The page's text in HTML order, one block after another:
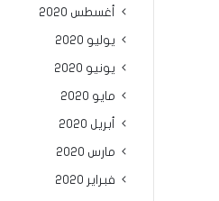
أغسطس 2020
يوليو 2020
يونيو 2020
مايو 2020
أبريل 2020
مارس 2020
فبراير 2020